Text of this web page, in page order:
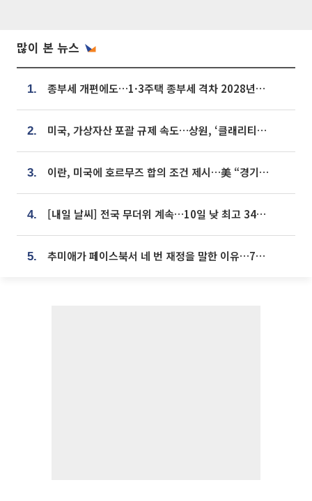
많이 본 뉴스
1. 종부세 개편에도…1·3주택 종부세 격차 2028년부터 확대
2. 미국, 가상자산 포괄 규제 속도…상원, ‘클래리티법’ 9월 절차투표 추진
3. 이란, 미국에 호르무즈 합의 조건 제시…美 “경기 아직 안 끝나” [종합]
4. [내일 날씨] 전국 무더위 계속…10일 낮 최고 34도 육박
5. 추미애가 페이스북서 네 번 재정을 말한 이유…7700억 추경 열쇠는 도의회에